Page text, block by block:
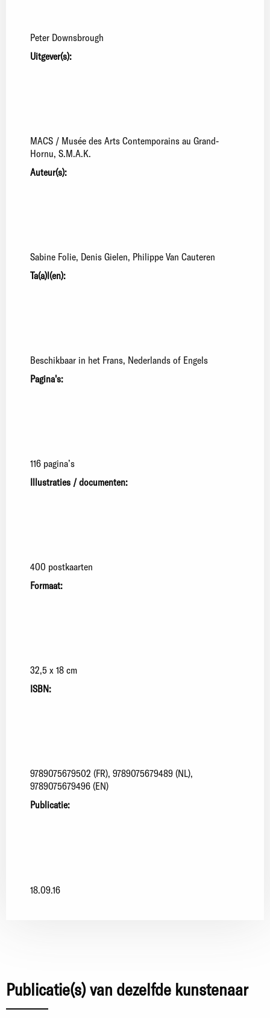
Peter Downsbrough
Uitgever(s):
MACS / Musée des Arts Contemporains au Grand-
Hornu S.M.A.K.
Auteur(s):
Sabine Folie Denis Gielen Philippe Van Cauteren
Ta(a)l(en):
Beschikbaar in het Frans, Nederlands of Engels
Pagina's:
116 pagina’s
Illustraties / documenten:
400 postkaarten
Formaat:
32,5 x 18 cm
ISBN:
9789075679502 (FR), 9789075679489 (NL),
9789075679496 (EN)
Publicatie:
18.09.16
Publicatie(s) van dezelfde kunstenaar